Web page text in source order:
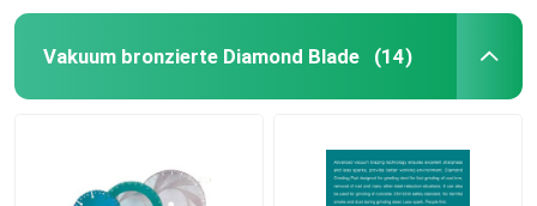
Vakuum bronzierte Diamond Blade (14)